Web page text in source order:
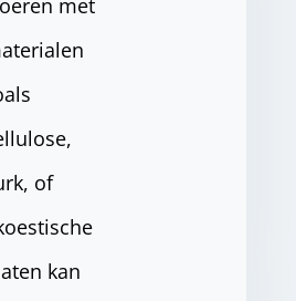
met
of
kan